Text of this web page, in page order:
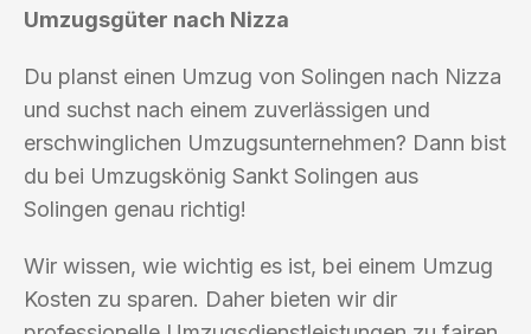
Umzugsgüter nach Nizza
Du planst einen Umzug von Solingen nach Nizza
und suchst nach einem zuverlässigen und
erschwinglichen Umzugsunternehmen? Dann bist
du bei Umzugskönig Sankt Solingen aus
Solingen genau richtig!
Wir wissen, wie wichtig es ist, bei einem Umzug
Kosten zu sparen. Daher bieten wir dir